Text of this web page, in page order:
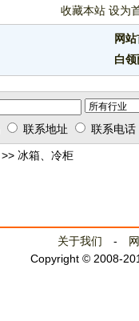
收藏本站 设为
网
白
联系地址 联系电话
>> 冰箱、冷柜
关于我们 -
Copyright © 2008-